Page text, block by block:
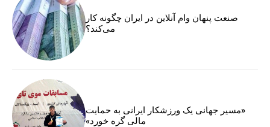
صنعت پنهان وام آنلاین در ایران چگونه کار
می‌کند؟
«مسیر جهانی یک ورزشکار ایرانی به حمایت
مالی گره خورد»